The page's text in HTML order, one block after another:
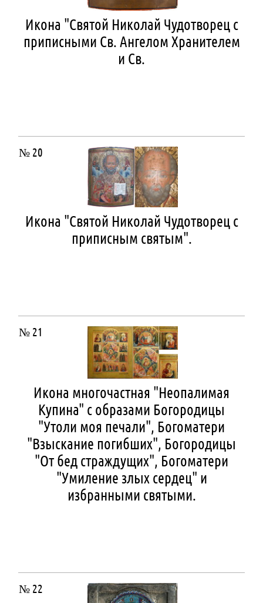
Икона "Святой Николай Чудотворец с
приписными Св. Ангелом Хранителем
и Св.
№ 20
Икона "Святой Николай Чудотворец с
приписным святым".
№ 21
Икона многочастная "Неопалимая
Купина" с образами Богородицы
"Утоли моя печали", Богоматери
"Взыскание погибших", Богородицы
"От бед страждущих", Богоматери
"Умиление злых сердец" и
избранными святыми.
№ 22